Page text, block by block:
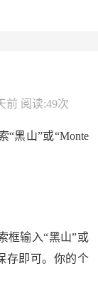
前 阅读:49次
“黑山”或“Monte
框输入“黑山”或
存即可。你的个